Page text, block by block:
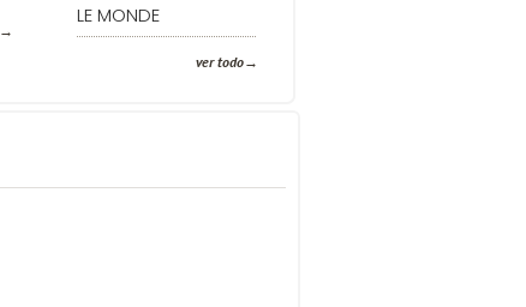
LE MONDE
ver todo